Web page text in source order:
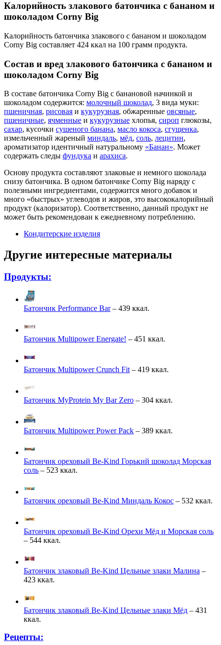
Калорийность злакового батончика с бананом и
шоколадом Соrny Big
Калорийность батончика злакового с бананом и шоколадом
Соrny Big составляет 424 ккал на 100 грамм продукта.
Состав и вред злакового батончика с бананом и
шоколадом Соrny Big
В составе батончика Соrny Big с банановой начинкой и
шоколадом содержится: молочный шоколад, 3 вида муки:
пшеничная, рисовая и кукурузная, обжаренные овсяные,
пшеничные, ячменные и кукурузные хлопья, сироп глюкозы,
сахар, кусочки сушеного банана, масло кокоса, сгущенка,
измельченный жареный миндаль, мёд, соль, лецитин,
ароматизатор идентичный натуральному «Банан». Может
содержать следы фундука и арахиса.
Основу продукта составляют злаковые и немного шоколада
снизу батончика. В одном батончике Сorny Big наряду с
полезными ингредиентами, содержится много добавок и
много «быстрых» углеводов и жиров, это высококалорийный
продукт (калоризатор). Соответственно, данный продукт не
может быть рекомендован к ежедневному потреблению.
Кондитерские изделия
Другие интересные материалы
Продукты:
Батончик Performance Bar– 439 ккал.
Батончик Multipower Energate! – 451 ккал.
Батончик Multipower Crunch Fit – 419 ккал.
Батончик MyProtein My Bar Zero – 304 ккал.
Батончик Multipower Power Pack – 389 ккал.
Батончик ореховый Be-Kind Горький шоколад Морская
соль – 523 ккал.
Батончик ореховый Be-Kind Миндаль Кокос – 532 ккал.
Батончик ореховый Be-Kind Орехи Мёд и Морская соль
– 544 ккал.
Батончик злаковый Be-Kind Цельные злаки Малина –
423 ккал.
Батончик злаковый Be-Kind Цельные злаки Мёд – 431
ккал.
Рецепты: